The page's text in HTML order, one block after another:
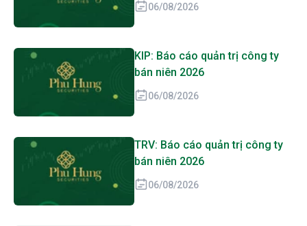
06/08/2026
KIP: Báo cáo quản trị công ty
bán niên 2026
06/08/2026
TRV: Báo cáo quản trị công ty
bán niên 2026
06/08/2026